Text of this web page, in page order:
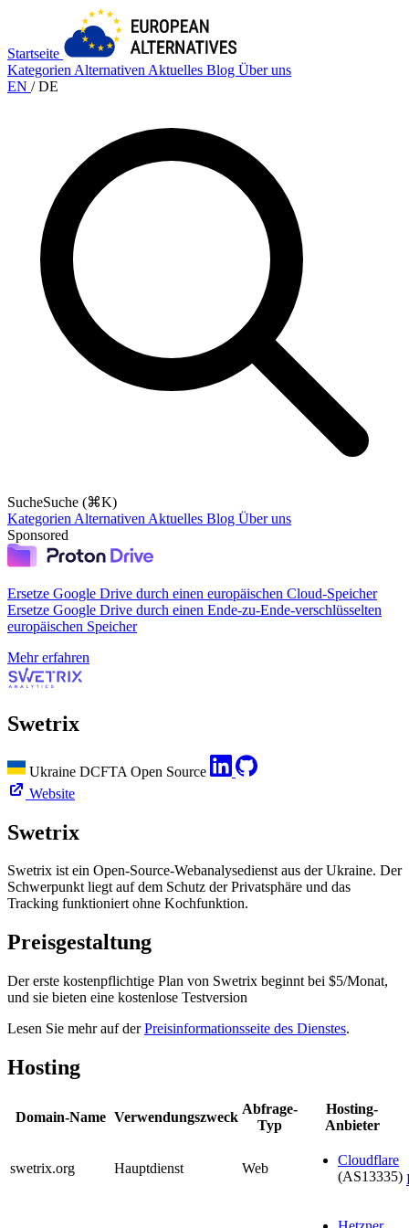
Startseite
Kategorien Alternativen Aktuelles Blog Über uns
EN / DE
SucheSuche (⌘K)
Kategorien Alternativen Aktuelles Blog Über uns
Sponsored
Ersetze Google Drive durch einen europäischen Cloud-Speicher
Ersetze Google Drive durch einen Ende-zu-Ende-verschlüsselten
europäischen Speicher
Mehr erfahren
Swetrix
Ukraine DCFTA Open Source
Website
Swetrix
Swetrix ist ein Open-Source-Webanalysedienst aus der Ukraine. Der
Schwerpunkt liegt auf dem Schutz der Privatsphäre und das
Tracking funktioniert ohne Kochfunktion.
Preisgestaltung
Der erste kostenpflichtige Plan von Swetrix beginnt bei $5/Monat,
und sie bieten eine kostenlose Testversion
Lesen Sie mehr auf derPreisinformationsseite des Dienstes.
Hosting
Domain-Name Verwendungszweck
Abfrage-
Typ
Hosting-
Anbieter
swetrix.org Hauptdienst Web
Cloudflare
(AS13335)